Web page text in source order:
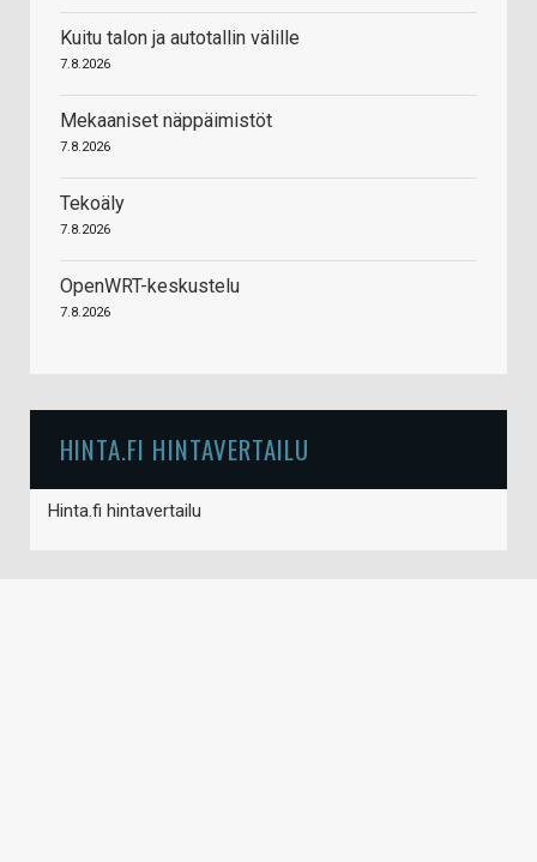
Kuitu talon ja autotallin välille
7.8.2026
Mekaaniset näppäimistöt
7.8.2026
Tekoäly
7.8.2026
OpenWRT-keskustelu
7.8.2026
HINTA.FI HINTAVERTAILU
Hinta.fi hintavertailu